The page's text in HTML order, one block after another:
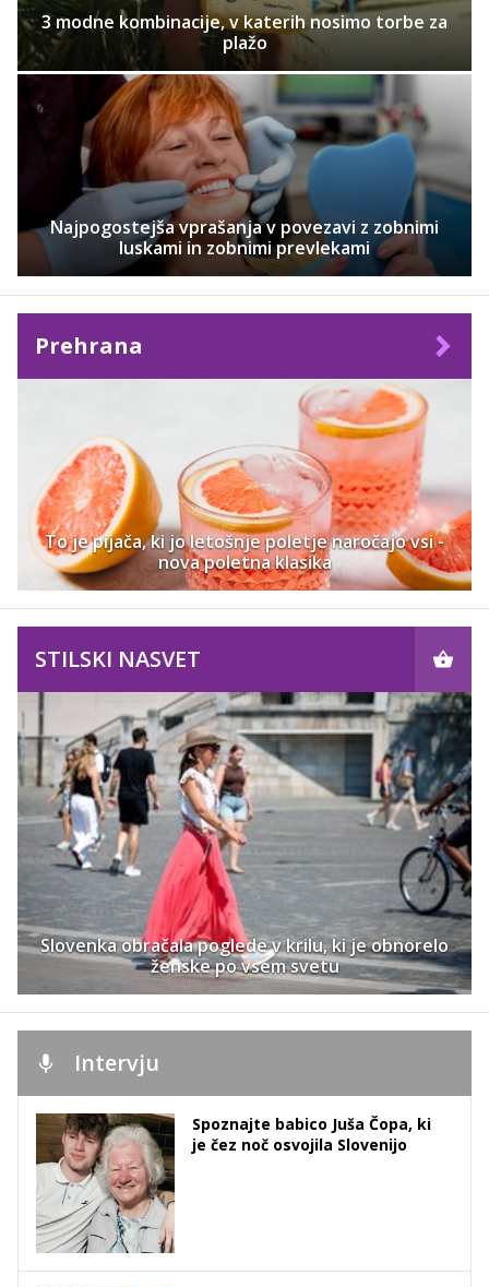
3 modne kombinacije, v katerih nosimo torbe za
plažo
Najpogostejša vprašanja v povezavi z zobnimi
luskami in zobnimi prevlekami
Prehrana
To je pijača, ki jo letošnje poletje naročajo vsi -
nova poletna klasika
STILSKI NASVET
Slovenka obračala poglede v krilu, ki je obnorelo
ženske po vsem svetu
Intervju
Spoznajte babico Juša Čopa, ki
je čez noč osvojila Slovenijo